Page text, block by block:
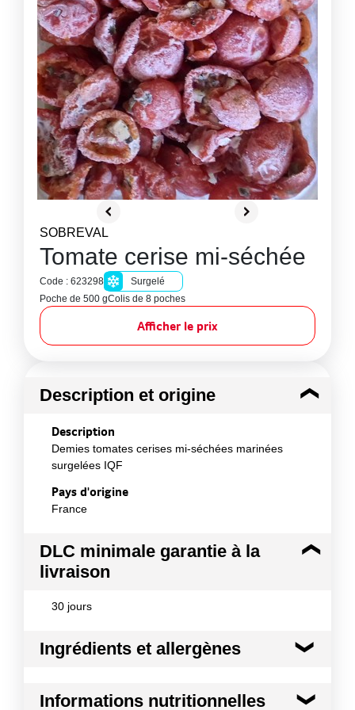
SOBREVAL
Tomate cerise mi-séchée
Code : 623298
Surgelé
Poche de 500 gColis de 8 poches
Afficher le prix
Description et origine
Description
Demies tomates cerises mi-séchées marinées
surgelées IQF
Pays d'origine
France
DLC minimale garantie à la
livraison
30 jours
Ingrédients et allergènes
Tomate cerises mi séchées 93%, huile de colza, sel,
Informations nutritionnelles